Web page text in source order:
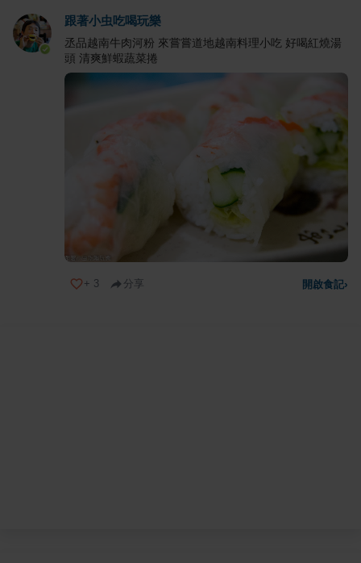
跟著小虫吃喝玩樂
丞品越南牛肉河粉 來嘗嘗道地越南料理小吃 好喝紅燒湯
頭 清爽鮮蝦蔬菜捲
+ 3 分享 開啟食記›